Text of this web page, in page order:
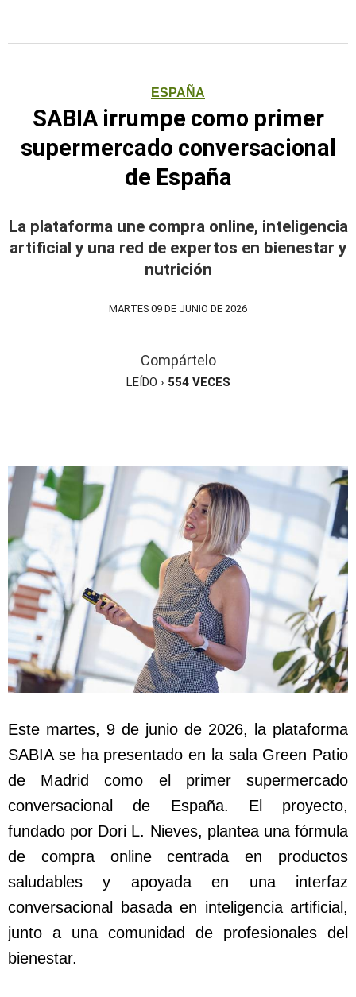
ESPAÑA
SABIA irrumpe como primer
supermercado conversacional
de España
La plataforma une compra online, inteligencia
artificial y una red de expertos en bienestar y
nutrición
MARTES 09 DE JUNIO DE 2026
Compártelo
LEÍDO › 554VECES
Este martes, 9 de junio de 2026, la plataforma
SABIA se ha presentado en la sala Green Patio
de Madrid como el primer supermercado
conversacional de España. El proyecto,
fundado por Dori L. Nieves, plantea una fórmula
de compra online centrada en productos
saludables y apoyada en una interfaz
conversacional basada en inteligencia artificial,
junto a una comunidad de profesionales del
bienestar.